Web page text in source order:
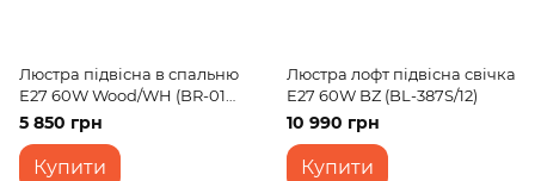
Люстра підвісна в спальню
Е27 60W Wood/WH (BR-01
601S/3)
5 850 грн
Купити
Люстра лофт підвісна свічка
E27 60W BZ (BL-387S/12)
10 990 грн
Купити